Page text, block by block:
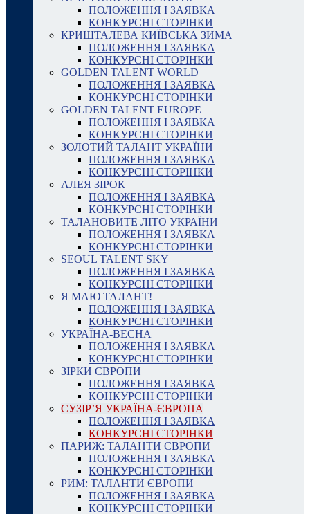
ПОЛОЖЕННЯ І ЗАЯВКА
КОНКУРСНІ СТОРІНКИ
КРИШТАЛЕВА КИЇВСЬКА ЗИМА
ПОЛОЖЕННЯ І ЗАЯВКА
КОНКУРСНІ СТОРІНКИ
GOLDEN TALENT WORLD
ПОЛОЖЕННЯ І ЗАЯВКА
КОНКУРСНІ СТОРІНКИ
GOLDEN TALENT EUROPE
ПОЛОЖЕННЯ І ЗАЯВКА
КОНКУРСНІ СТОРІНКИ
ЗОЛОТИЙ ТАЛАНТ УКРАЇНИ
ПОЛОЖЕННЯ І ЗАЯВКА
КОНКУРСНІ СТОРІНКИ
АЛЕЯ ЗІРОК
ПОЛОЖЕННЯ І ЗАЯВКА
КОНКУРСНІ СТОРІНКИ
ТАЛАНОВИТЕ ЛІТО УКРАЇНИ
ПОЛОЖЕННЯ І ЗАЯВКА
КОНКУРСНІ СТОРІНКИ
SEOUL TALENT SKY
ПОЛОЖЕННЯ І ЗАЯВКА
КОНКУРСНІ СТОРІНКИ
Я МАЮ ТАЛАНТ!
ПОЛОЖЕННЯ І ЗАЯВКА
КОНКУРСНІ СТОРІНКИ
УКРАЇНА-ВЕСНА
ПОЛОЖЕННЯ І ЗАЯВКА
КОНКУРСНІ СТОРІНКИ
ЗІРКИ ЄВРОПИ
ПОЛОЖЕННЯ І ЗАЯВКА
КОНКУРСНІ СТОРІНКИ
СУЗІР’Я УКРАЇНА-ЄВРОПА
ПОЛОЖЕННЯ І ЗАЯВКА
КОНКУРСНІ СТОРІНКИ
ПАРИЖ: ТАЛАНТИ ЄВРОПИ
ПОЛОЖЕННЯ І ЗАЯВКА
КОНКУРСНІ СТОРІНКИ
РИМ: ТАЛАНТИ ЄВРОПИ
ПОЛОЖЕННЯ І ЗАЯВКА
КОНКУРСНІ СТОРІНКИ